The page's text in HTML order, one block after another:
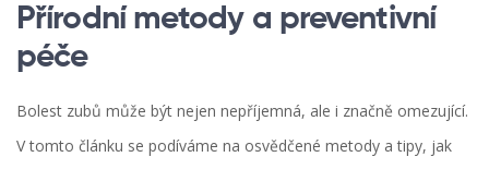
Přírodní metody a preventivní
péče
Bolest zubů může být nejen nepříjemná, ale i značně omezující.
V tomto článku se podíváme na osvědčené metody a tipy, jak